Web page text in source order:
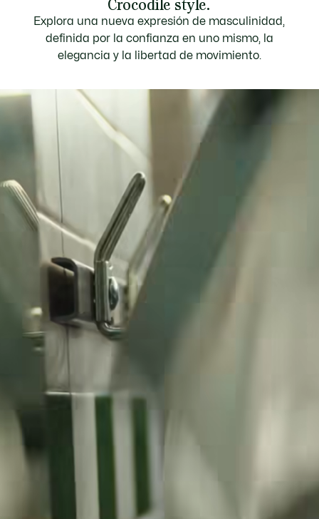
Regalo Espíritu Deportivo
Francés: bolso tote (100 %
algodón)
Crocodile style.
Explora una nueva expresión de masculinidad,
definida por la confianza en uno mismo, la
elegancia y la libertad de movimiento.